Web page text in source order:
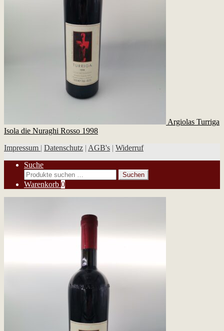
Argiolas Turriga
Isola die Nuraghi Rosso 1998
Impressum | Datenschutz | AGB's | Widerruf
Suche
Suchen
nach:
Suchen
Warenkorb 0